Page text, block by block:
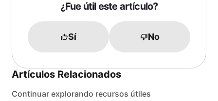
¿Fue útil este artículo?
Sí No
Artículos Relacionados
Continuar explorando recursos útiles